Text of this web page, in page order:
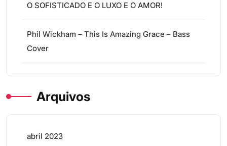
O SOFISTICADO E O LUXO E O AMOR!
Phil Wickham – This Is Amazing Grace – Bass
Cover
Arquivos
abril 2023